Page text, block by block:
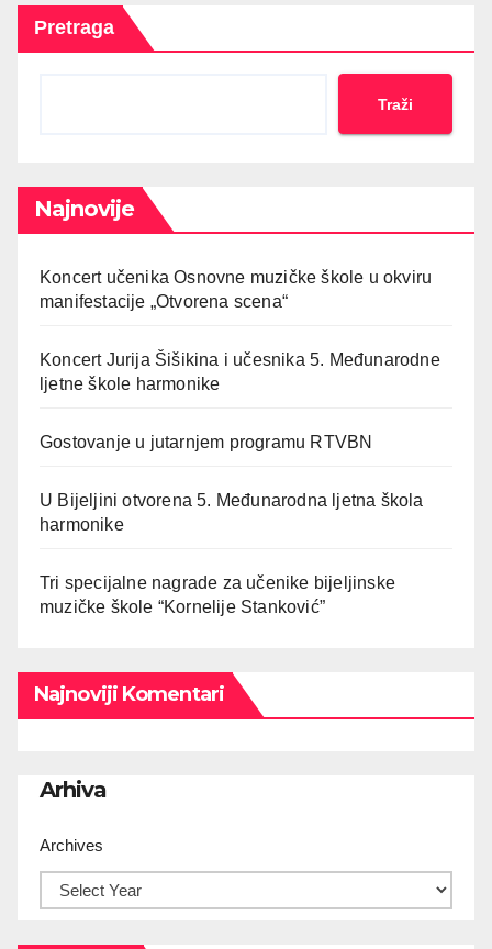
Pretraga
Traži
Najnovije
Koncert učenika Osnovne muzičke škole u okviru
manifestacije „Otvorena scena“
Koncert Jurija Šišikina i učesnika 5. Međunarodne
ljetne škole harmonike
Gostovanje u jutarnjem programu RTVBN
U Bijeljini otvorena 5. Međunarodna ljetna škola
harmonike
Tri specijalne nagrade za učenike bijeljinske
muzičke škole “Kornelije Stanković”
Najnoviji Komentari
Arhiva
Archives